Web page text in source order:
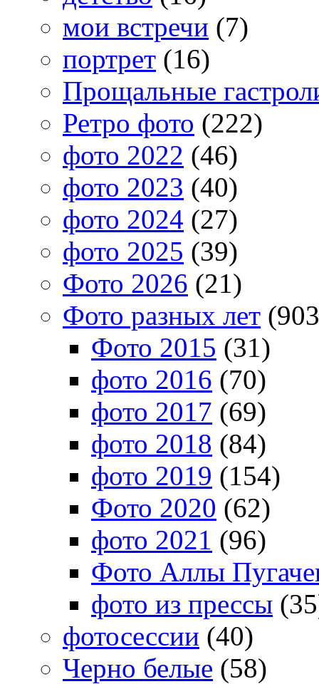
мои встречи (7)
портрет (16)
Прощальные
Ретро фото (222)
фото 2022 (46)
фото 2023 (40)
фото 2024 (27)
фото 2025 (39)
Фото 2026 (21)
Фото разных лет
Фото 2015 (31)
фото 2016 (70)
фото 2017 (69)
фото 2018 (84)
фото 2019 (154)
Фото 2020 (62)
фото 2021 (96)
Фото Аллы
фото из прессы
фотосессии (40)
Черно белые (58)